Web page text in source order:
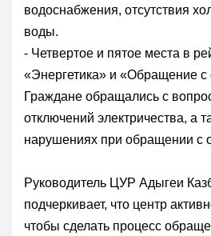
водоснабжения, отсутствия
воды.
- Четвертое и пятое места в
«Энергетика» и «Обращение с
Граждане обращались с
отключений электричества, а
нарушениях при обращении с
Руководитель ЦУР Адыгеи
подчеркивает, что центр
чтобы сделать процесс